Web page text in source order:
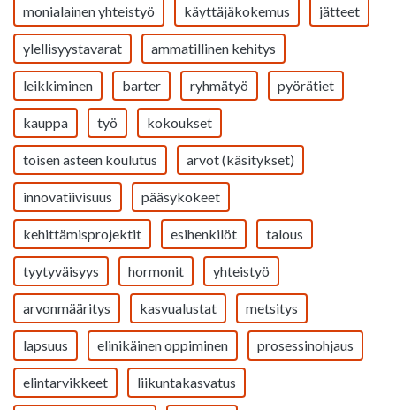
monialainen yhteistyö käyttäjäkokemus jätteet
ylellisyystavarat ammatillinen kehitys
leikkiminen barter ryhmätyö pyörätiet
kauppa työ kokoukset
toisen asteen koulutus arvot (käsitykset)
innovatiivisuus pääsykokeet
kehittämisprojektit esihenkilöt talous
tyytyväisyys hormonit yhteistyö
arvonmääritys kasvualustat metsitys
lapsuus elinikäinen oppiminen prosessinohjaus
elintarvikkeet liikuntakasvatus